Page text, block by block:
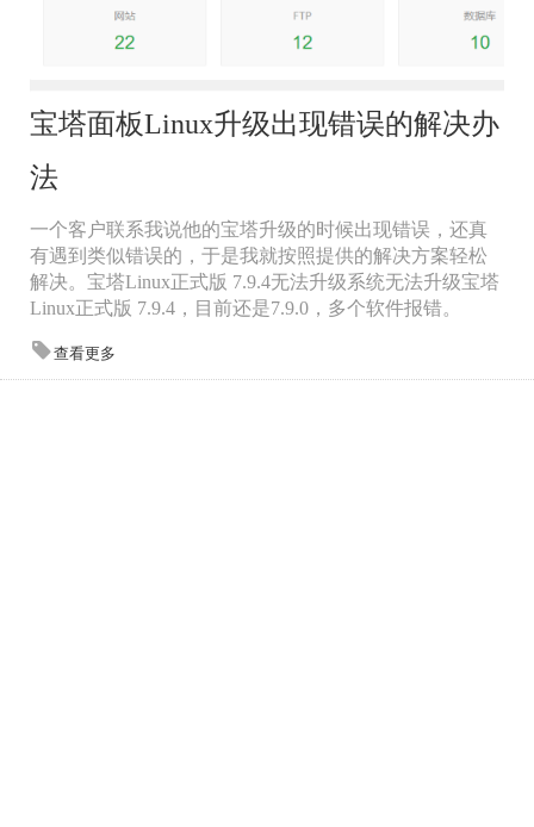
宝塔面板Linux升级出现错误的解决办
法
一个客户联系我说他的宝塔升级的时候出现错误，还真
有遇到类似错误的，于是我就按照提供的解决方案轻松
解决。宝塔Linux正式版 7.9.4无法升级系统无法升级宝塔
Linux正式版 7.9.4，目前还是7.9.0，多个软件报错。
查看更多